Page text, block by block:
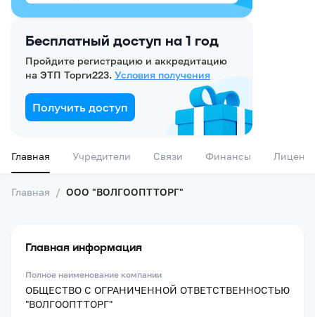
Бесплатный доступ на 1 год
Пройдите регистрацию и аккредитацию
на ЭТП Торги223. Условия получения
Получить доступ
Главная Учредители Связи Финансы
Главная / ООО "ВОЛГООПТТОРГ"
Главная информация
Полное наименование компании
ОБЩЕСТВО С ОГРАНИЧЕННОЙ ОТВЕТСТВЕННОСТЬЮ
"ВОЛГООПТТОРГ"